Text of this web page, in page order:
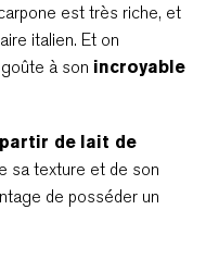
est très riche, et
italien. Et on
à son incroyable
de lait de
sa texture et de son
de posséder un